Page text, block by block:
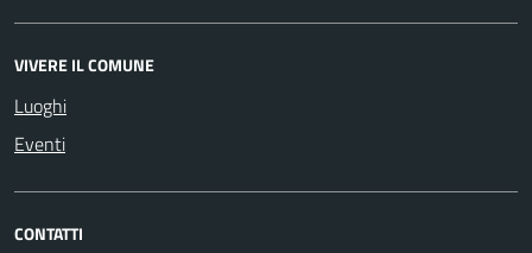
VIVERE IL COMUNE
Luoghi
Eventi
CONTATTI